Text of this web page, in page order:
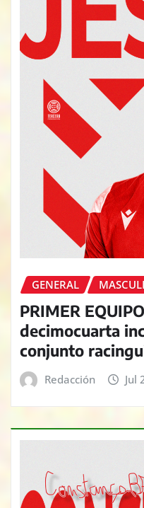
GENERAL
PRIMER
decimocuarta
conjunto
Redacción Jul